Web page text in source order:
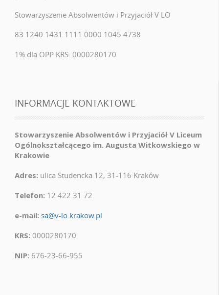
Stowarzyszenie Absolwentów i Przyjaciół V LO
83 1240 1431 1111 0000 1045 4738
1% dla OPP KRS: 0000280170
INFORMACJE KONTAKTOWE
Stowarzyszenie Absolwentów i Przyjaciół V Liceum
Ogólnokształcącego im. Augusta Witkowskiego w
Krakowie
Adres: ulica Studencka 12, 31-116 Kraków
Telefon: 12 422 31 72
e-mail: sa@v-lo.krakow.pl
KRS: 0000280170
NIP: 676-23-66-955